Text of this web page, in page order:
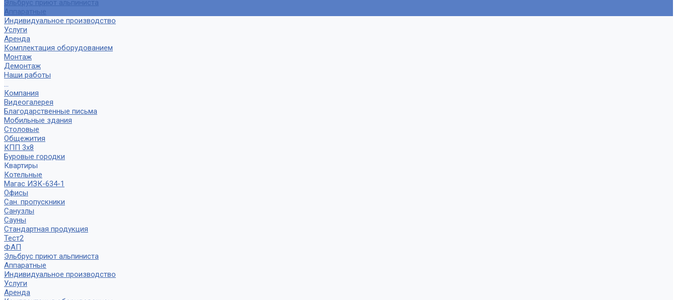
Эльбрус приют альпиниста
Аппаратные
Индивидуальное производство
Услуги
Аренда
Комплектация оборудованием
Монтаж
Демонтаж
Наши работы
...
Компания
Видеогалерея
Благодарственные письма
Мобильные здания
Столовые
Общежития
КПП 3х8
Буровые городки
Квартиры
Котельные
Магас ИЗК-634-1
Офисы
Сан. пропускники
Санузлы
Сауны
Стандартная продукция
Тест2
ФАП
Эльбрус приют альпиниста
Аппаратные
Индивидуальное производство
Услуги
Аренда